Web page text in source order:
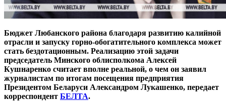
Бюджет Любанского района благодаря развитию калийной
отрасли и запуску горно-обогатительного комплекса может
стать бездотационным. Реализацию этой задачи
председатель Минского облисполкома Алексей
Кушнаренко считает вполне реальной, о чем он заявил
журналистам по итогам посещения предприятия
Президентом Беларуси Александром Лукашенко, передает
корреспондент БЕЛТА.